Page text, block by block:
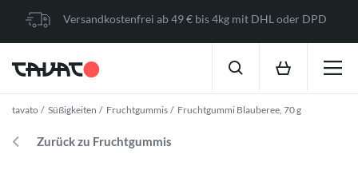
Versandkostenfrei ab 49 € bis 4kg mit DHL oder DPD
tavato Süßigkeiten Fruchtgummis Fruchtgummi Blauberee, 70 g
Zurück zu Fruchtgummis